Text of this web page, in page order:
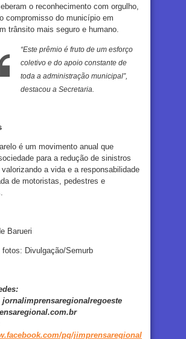
o reconhecimento com orgulho,
compromisso do município em
trânsito mais seguro e humano.
“Este prêmio é fruto de um esforço
coletivo e do apoio constante de
toda a administração municipal”,
destacou a Secretaria.
é um movimento anual que
para a redução de sinistros
a vida e a responsabilidade
de motoristas, pedestres e
Barueri
fotos: Divulgação/Semurb
jornalimprensaregionalregoeste
pg/jimprensaregional